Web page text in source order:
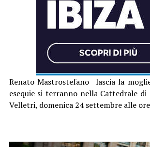
Renato Mastrostefano lascia la
esequie si terranno nella Cattedrale di
Velletri, domenica 24 settembre alle